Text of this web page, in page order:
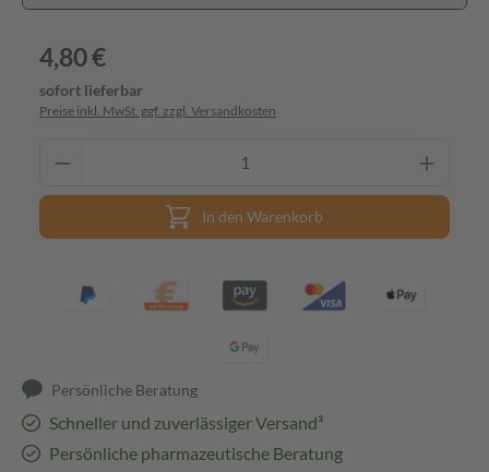
4,80 €
sofort lieferbar
Preise inkl. MwSt. ggf. zzgl. Versandkosten
In den Warenkorb
Persönliche Beratung
Schneller und zuverlässiger Versand³
Persönliche pharmazeutische Beratung